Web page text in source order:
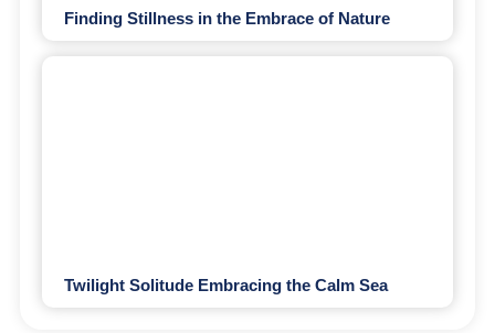
Finding Stillness in the Embrace of Nature
Twilight Solitude Embracing the Calm Sea